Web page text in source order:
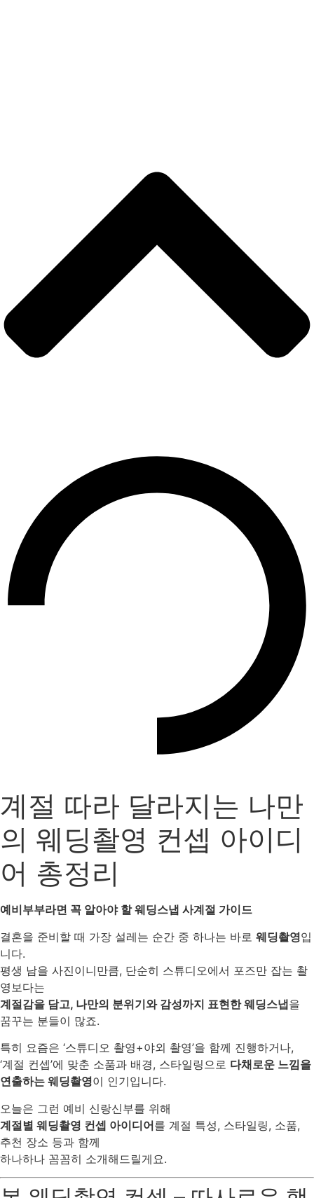
계절 따라 달라지는 나만
의 웨딩촬영 컨셉 아이디
어 총정리
예비부부라면 꼭 알아야 할 웨딩스냅 사계절 가이드
결혼을 준비할 때 가장 설레는 순간 중 하나는 바로 웨딩촬영입
니다.
평생 남을 사진이니만큼, 단순히 스튜디오에서 포즈만 잡는 촬
영보다는
계절감을 담고, 나만의 분위기와 감성까지 표현한 웨딩스냅을
꿈꾸는 분들이 많죠.
특히 요즘은 ‘스튜디오 촬영+야외 촬영’을 함께 진행하거나,
‘계절 컨셉’에 맞춘 소품과 배경, 스타일링으로 다채로운 느낌을
연출하는 웨딩촬영이 인기입니다.
오늘은 그런 예비 신랑신부를 위해
계절별 웨딩촬영 컨셉 아이디어를 계절 특성, 스타일링, 소품,
추천 장소 등과 함께
하나하나 꼼꼼히 소개해드릴게요.